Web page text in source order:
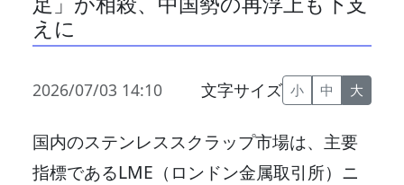
えに
2026/07/03 14:10 文字サイズ 小 中 大
国内のステンレススクラップ市場は、主要
指標であるLME（ロンドン金属取引所）ニ